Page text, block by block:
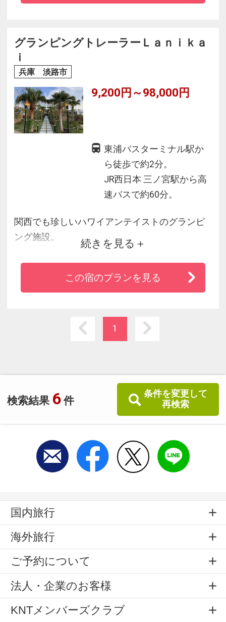
検索結果 6 件
条件を変更して
再検索
をお楽しみください。
グランピングトレーラーＬａｎｉｋａ
ｉ
兵庫 淡路市
9,200円～98,000円
東浦バスターミナル駅か
ら徒歩で約2分。
JR西日本 三ノ宮駅から高
速バスで約60分。
関西でも珍しいハワイアンテイストのグランピ
ング施設。
淡路島東海岸に位置し、ヤシの木やガス灯に囲
まれた非日常のリゾート空間が広がります。
快適なトレーラーハウスでの滞在に加え、飲食
続きを見る
この宿のプランを見る
1
国内旅行
海外旅行
ご予約について
法人・企業のお客様
KNTメンバーズクラブ